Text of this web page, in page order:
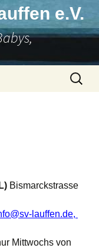
e.V.
Suchen
nach:
Bismarckstrasse
lauffen.de,
Mittwochs von